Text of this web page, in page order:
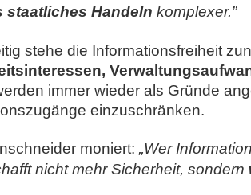
staatliches Handeln komplexer.”
stehe die Informationsfreiheit
immer wieder als Gründe
einzuschränken.
moniert: „Wer
nicht mehr Sicherheit, sondern